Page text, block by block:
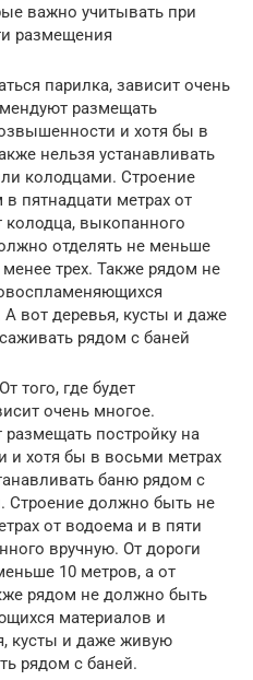
важно учитывать при
размещения
парилка, зависит очень
размещать
и хотя бы в
нельзя устанавливать
колодцами. Строение
пятнадцати метрах от
колодца, выкопанного
отделять не меньше
трех. Также рядом не
вот деревья, кусты и даже
рядом с баней
того, где будет
очень многое.
постройку на
хотя бы в восьми метрах
баню рядом с
Строение должно быть не
от водоема и в пяти
вручную. От дороги
10 метров, а от
рядом не должно быть
материалов и
кусты и даже живую
рядом с баней.